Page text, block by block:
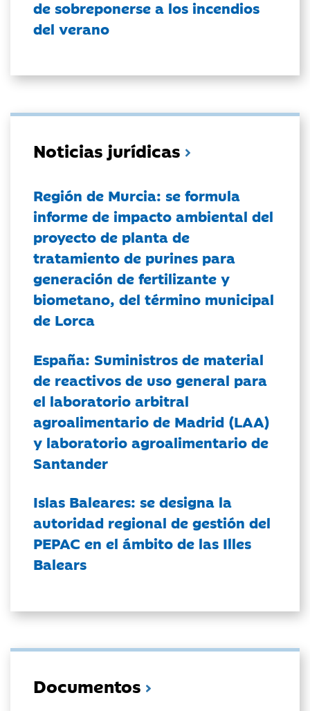
de sobreponerse a los incendios
del verano
Noticias jurídicas
Región de Murcia: se formula
informe de impacto ambiental del
proyecto de planta de
tratamiento de purines para
generación de fertilizante y
biometano, del término municipal
de Lorca
España: Suministros de material
de reactivos de uso general para
el laboratorio arbitral
agroalimentario de Madrid (LAA)
y laboratorio agroalimentario de
Santander
Islas Baleares: se designa la
autoridad regional de gestión del
PEPAC en el ámbito de las Illes
Balears
Documentos